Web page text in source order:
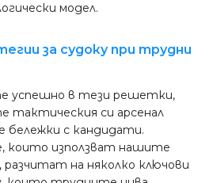
модел.
за судоку при трудни
успешно в тези решетки,
тактическия си арсенал
бележки с кандидати.
които използват нашите
, разчитат на няколко ключови